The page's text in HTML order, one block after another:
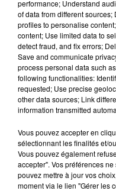
28 janvier 2026 - 1 min
GOUROU
David Puaud
Coup de coeur cinéma
Chaque mercredi,
Morgan Rassinoux,
à Bressuire, vous
0:00
performance; Understand
of data from different
profiles to personalise
content; Use limited data to
detect fraud, and fix errors;
Save and communicate
process personal data such
following functionalities:
requested; Use precise
other data sources; Link
information transmitted
Vous pouvez accepter en
sélectionnant les finalités et/
Vous pouvez également
accepter". Vos préférences
pouvez mettre à jour vos
moment via le lien "Gérer les